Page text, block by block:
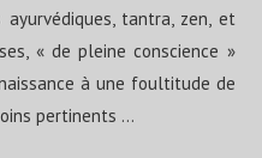
tantra, zen, et
« de pleine conscience »
à une foultitude de
pertinents …